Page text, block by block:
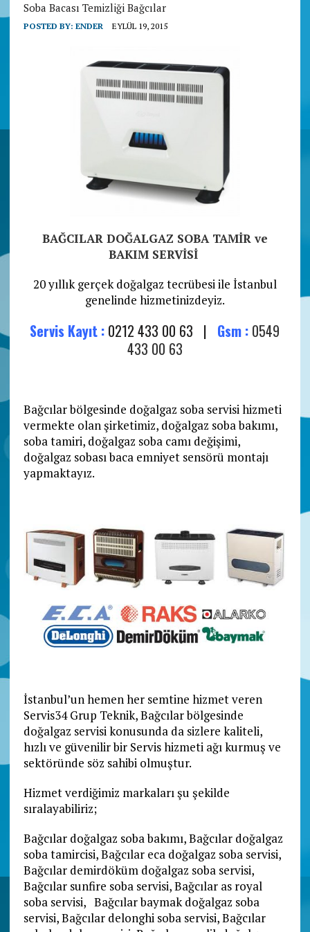
Soba Bacası Temizliği Bağcılar
POSTED BY: ENDER EYLÜL 19, 2015
BAĞCILAR DOĞALGAZ SOBA TAMİR ve
BAKIM SERVİSİ
20 yıllık gerçek doğalgaz tecrübesi ile İstanbul
genelinde hizmetinizdeyiz.
Servis Kayıt : 0212 433 00 63 | Gsm : 0549
433 00 63
Bağcılar bölgesinde doğalgaz soba servisi hizmeti
vermekte olan şirketimiz, doğalgaz soba bakımı,
soba tamiri, doğalgaz soba camı değişimi,
doğalgaz sobası baca emniyet sensörü montajı
yapmaktayız.
İstanbul’un hemen her semtine hizmet veren
Servis34 Grup Teknik, Bağcılar bölgesinde
doğalgaz servisi konusunda da sizlere kaliteli,
hızlı ve güvenilir bir Servis hizmeti ağı kurmuş ve
sektöründe söz sahibi olmuştur.
Hizmet verdiğimiz markaları şu şekilde
sıralayabiliriz;
Bağcılar doğalgaz soba bakımı, Bağcılar doğalgaz
soba tamircisi, Bağcılar eca doğalgaz soba servisi,
Bağcılar demirdöküm doğalgaz soba servisi,
Bağcılar sunfire soba servisi, Bağcılar as royal
soba servisi, Bağcılar baymak doğalgaz soba
servisi, Bağcılar delonghi soba servisi, Bağcılar